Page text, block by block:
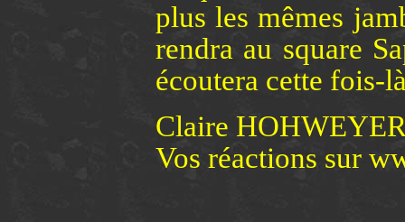
plus les mêmes
rendra au square
écoutera cette fois-
Claire
Vos réactions sur